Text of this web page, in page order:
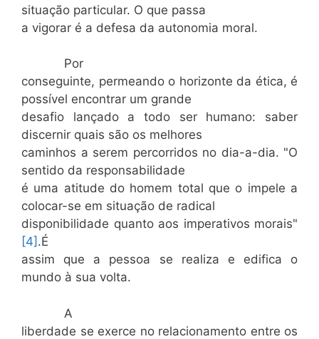
situação particular. O que passa
a vigorar é a defesa da autonomia moral.
Por
conseguinte, permeando o horizonte da ética, é
possível encontrar um grande
desafio lançado a todo ser humano: saber
discernir quais são os melhores
caminhos a serem percorridos no dia-a-dia. "O
sentido da responsabilidade
é uma atitude do homem total que o impele a
colocar-se em situação de radical
disponibilidade quanto aos imperativos morais"
[4] .É
assim que a pessoa se realiza e edifica o
mundo à sua volta.
A
liberdade se exerce no relacionamento entre os